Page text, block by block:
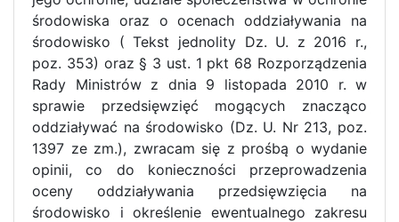
środowiska oraz o ocenach oddziaływania na
środowisko ( Tekst jednolity Dz. U. z 2016 r.,
poz. 353) oraz § 3 ust. 1 pkt 68 Rozporządzenia
Rady Ministrów z dnia 9 listopada 2010 r. w
sprawie przedsięwzięć mogących znacząco
oddziaływać na środowisko (Dz. U. Nr 213, poz.
1397 ze zm.), zwracam się z prośbą o wydanie
opinii, co do konieczności przeprowadzenia
oceny oddziaływania przedsięwzięcia na
środowisko i określenie ewentualnego zakresu